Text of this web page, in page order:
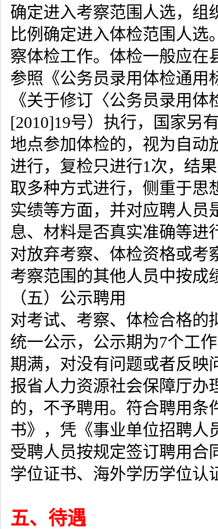
确定进入考察范围人选，组
比例确定进入体检范围人
察体检工作。体检一般应在
参照《公务员录用体检通用
《关于修订〈公务员录用
[2010]19号）执行，国家另
地点参加体检的，视为自动
进行，复检只进行1次，结
取多种方式进行，侧重于思
实绩等方面，并对应聘人员
息、材料是否真实准确等进
对放弃考察、体检资格或考
考察范围的其他人员中按成
（五）公示聘用
对考试、考察、体检合格的
统一公示，公示期为7个工
期满，对没有问题或者反映
报省人力资源社会保障厅办
的，不予聘用。符合聘用条
书》，凭《事业单位招聘人
受聘人员按规定签订聘用合
学位证书、海外学历学位认
五、待遇